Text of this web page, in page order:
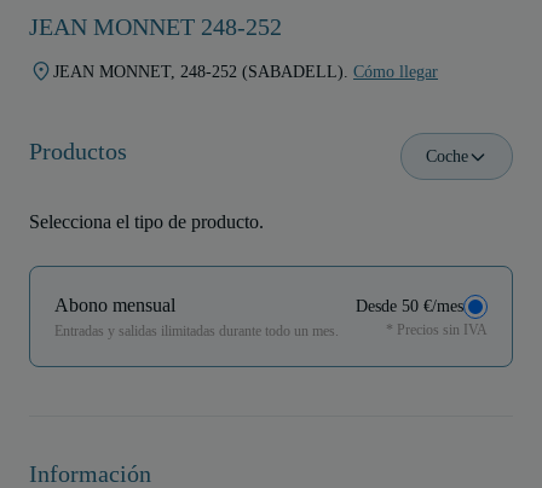
JEAN MONNET 248-252
JEAN MONNET, 248-252 (SABADELL). Cómo llegar
Productos
Selecciona el tipo de producto.
Coche
Abono mensual
Entradas y salidas ilimitadas durante todo un mes.
Desde 50 €/mes
* Precios sin IVA
Información